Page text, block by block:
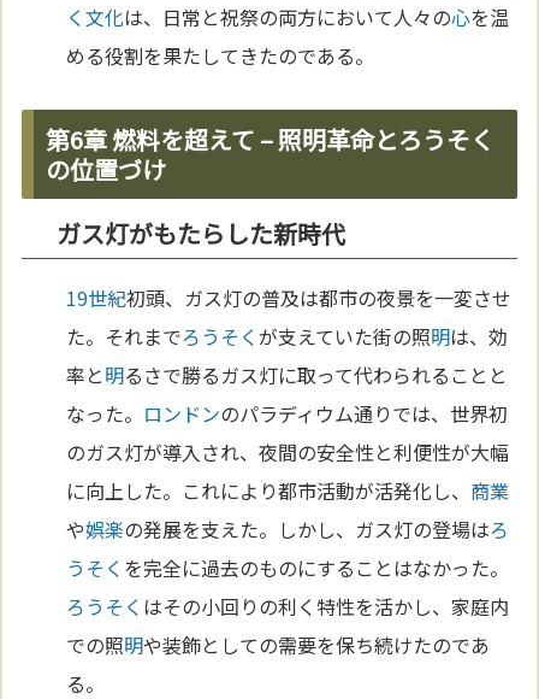
く文化は、日常と祝祭の両方において人々の心を温
める役割を果たしてきたのである。
第6章 燃料を超えて – 照明革命とろうそく
の位置づけ
ガス灯がもたらした新時代
19世紀初頭、ガス灯の普及は都市の夜景を一変させ
た。それまでろうそくが支えていた街の照明は、効
率と明るさで勝るガス灯に取って代わられることと
なった。 ロンドンのパラディウム通りでは、世界初
のガス灯が導入され、夜間の安全性と利便性が大幅
に向上した。これにより都市活動が活発化し、 商業
や娯楽の発展を支えた。しかし、ガス灯の登場はろ
うそく を完全に過去のものにすることはなかった。
ろうそく はその小回りの利く特性を活かし、家庭内
での照明や装飾としての需要を保ち続けたのであ
る。